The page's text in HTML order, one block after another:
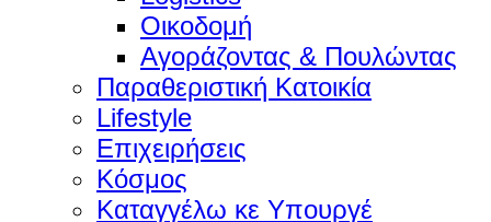
Οικοδομή
Αγοράζοντας & Πουλώντας
Παραθεριστική Κατοικία
Lifestyle
Επιχειρήσεις
Κόσμος
Καταγγέλω κε Υπουργέ